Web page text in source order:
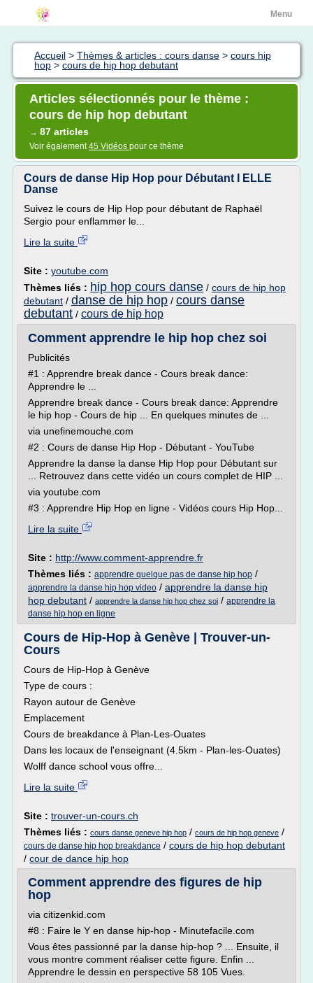
Menu
Accueil > Thèmes & articles : cours danse > cours hip
hop > cours de hip hop debutant
Articles sélectionnés pour le thème :
cours de hip hop debutant
→ 87 articles
Voir également45 Vidéos pour ce thème
Cours de danse Hip Hop pour Débutant I ELLE
Danse
Suivez le cours de Hip Hop pour débutant de Raphaël
Sergio pour enflammer le...
Lire la suite
Site : youtube.com
Thèmes liés : hip hop cours danse / cours de hip hop
debutant / danse de hip hop / cours danse
debutant / cours de hip hop
Comment apprendre le hip hop chez soi
Publicités
#1 : Apprendre break dance - Cours break dance:
Apprendre le ...
Apprendre break dance - Cours break dance: Apprendre
le hip hop - Cours de hip ... En quelques minutes de ...
via unefinemouche.com
#2 : Cours de danse Hip Hop - Débutant - YouTube
Apprendre la danse la danse Hip Hop pour Débutant sur
... Retrouvez dans cette vidéo un cours complet de HIP ...
via youtube.com
#3 : Apprendre Hip Hop en ligne - Vidéos cours Hip Hop...
Lire la suite
Site : http://www.comment-apprendre.fr
Thèmes liés : apprendre quelque pas de danse hip hop /
apprendre la danse hip hop video / apprendre la danse hip
hop debutant / apprendre la danse hip hop chez soi / apprendre la
danse hip hop en ligne
Cours de Hip-Hop à Genève | Trouver-un-
Cours
Cours de Hip-Hop à Genève
Type de cours :
Rayon autour de Genève
Emplacement
Cours de breakdance à Plan-Les-Ouates
Dans les locaux de l'enseignant (4.5km - Plan-les-Ouates)
Wolff dance school vous offre...
Lire la suite
Site : trouver-un-cours.ch
Thèmes liés : cours danse geneve hip hop / cours de hip hop geneve /
cours de danse hip hop breakdance / cours de hip hop debutant
/ cour de dance hip hop
Comment apprendre des figures de hip
hop
via citizenkid.com
#8 : Faire le Y en danse hip-hop - Minutefacile.com
Vous êtes passionné par la danse hip-hop ? ... Ensuite, il
vous montre comment réaliser cette figure. Enfin ...
Apprendre le dessin en perspective 58 105 Vues.